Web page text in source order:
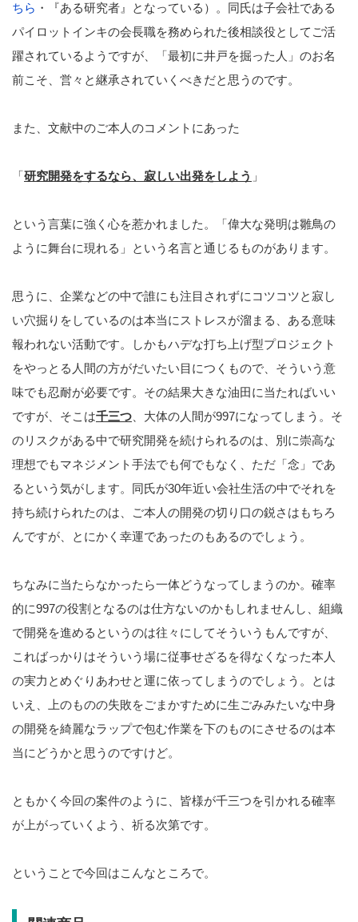
ちら ・『ある研究者』となっている）。同氏は子会社である
パイロットインキの会長職を務められた後相談役としてご活
躍されているようですが、「最初に井戸を掘った人」のお名
前こそ、営々と継承されていくべきだと思うのです。
また、文献中のご本人のコメントにあった
「研究開発をするなら、寂しい出発をしよう 」
という言葉に強く心を惹かれました。「偉大な発明は雛鳥の
ように舞台に現れる」という名言と通じるものがあります。
思うに、企業などの中で誰にも注目されずにコツコツと寂し
い穴掘りをしているのは本当にストレスが溜まる、ある意味
報われない活動です。しかもハデな打ち上げ型プロジェクト
をやっとる人間の方がだいたい目につくもので、そういう意
味でも忍耐が必要です。その結果大きな油田に当たればいい
ですが、そこは千三つ 、大体の人間が997になってしまう。そ
のリスクがある中で研究開発を続けられるのは、別に崇高な
理想でもマネジメント手法でも何でもなく、ただ「念」であ
るという気がします。同氏が30年近い会社生活の中でそれを
持ち続けられたのは、ご本人の開発の切り口の鋭さはもちろ
んですが、とにかく幸運であったのもあるのでしょう。
ちなみに当たらなかったら一体どうなってしまうのか。確率
的に997の役割となるのは仕方ないのかもしれませんし、組織
で開発を進めるというのは往々にしてそういうもんですが、
こればっかりはそういう場に従事せざるを得なくなった本人
の実力とめぐりあわせと運に依ってしまうのでしょう。とは
いえ、上のものの失敗をごまかすために生ごみみたいな中身
の開発を綺麗なラップで包む作業を下のものにさせるのは本
当にどうかと思うのですけど。
ともかく今回の案件のように、皆様が千三つを引かれる確率
が上がっていくよう、祈る次第です。
ということで今回はこんなところで。